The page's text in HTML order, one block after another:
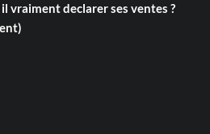
vraiment declarer ses ventes ?